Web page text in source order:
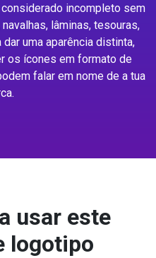
incompleto sem
lâminas, tesouras,
uma aparência distinta,
os ícones em formato de
falar em nome de a tua
usar este
logotipo